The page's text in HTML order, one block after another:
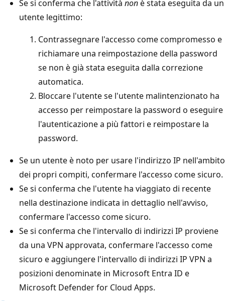
Se si conferma che l'attività nonè stata eseguita da un
utente legittimo:
Contrassegnare l'accesso come compromesso e
richiamare una reimpostazione della password
se non è già stata eseguita dalla correzione
automatica.
Bloccare l'utente se l'utente malintenzionato ha
accesso per reimpostare la password o eseguire
l'autenticazione a più fattori e reimpostare la
password.
Se un utente è noto per usare l'indirizzo IP nell'ambito
dei propri compiti, confermare l'accesso come sicuro.
Se si conferma che l'utente ha viaggiato di recente
nella destinazione indicata in dettaglio nell'avviso,
confermare l'accesso come sicuro.
Se si conferma che l'intervallo di indirizzi IP proviene
da una VPN approvata, confermare l'accesso come
sicuro e aggiungere l'intervallo di indirizzi IP VPN a
posizioni denominate in Microsoft Entra ID e
Microsoft Defender for Cloud Apps.